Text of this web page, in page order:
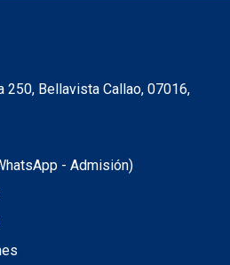
250, Bellavista Callao, 07016,
- Admisión)